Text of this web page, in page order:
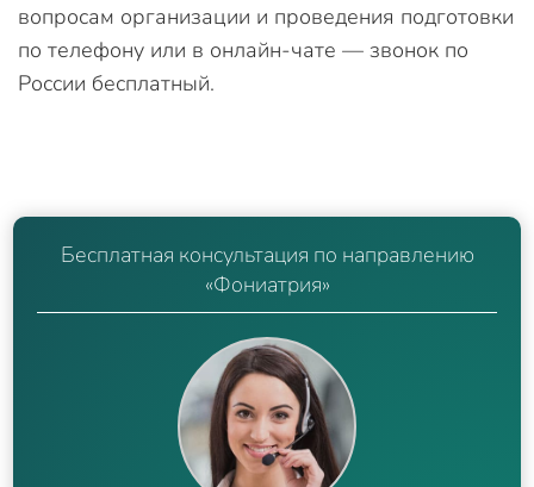
вопросам организации и проведения подготовки
по телефону или в онлайн-чате — звонок по
России бесплатный.
Бесплатная консультация по направлению
«Фониатрия»